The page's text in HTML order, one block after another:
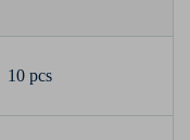
10 pcs